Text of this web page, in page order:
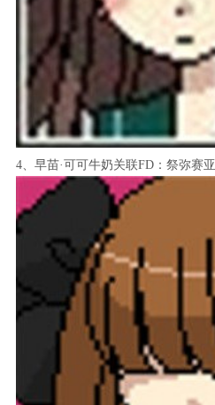
4、早苗·可可牛奶关联FD：祭弥赛亚